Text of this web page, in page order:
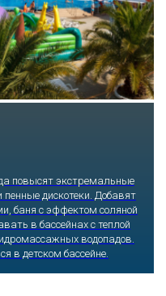
повысят экстремальные
дискотеки. Добавят
баня с эффектом соляной
в бассейнах с теплой
водопадов.
в детском бассейне.